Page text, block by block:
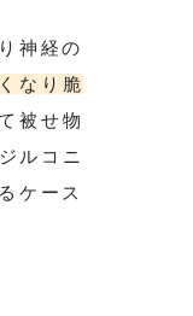
神経の
なり脆
被せ物
ルコニ
ケース